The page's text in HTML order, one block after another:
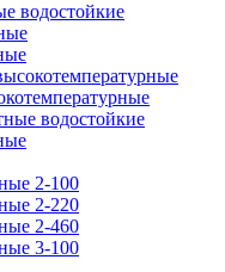
водостойкие
водостойкие
2-100
2-220
2-460
3-100